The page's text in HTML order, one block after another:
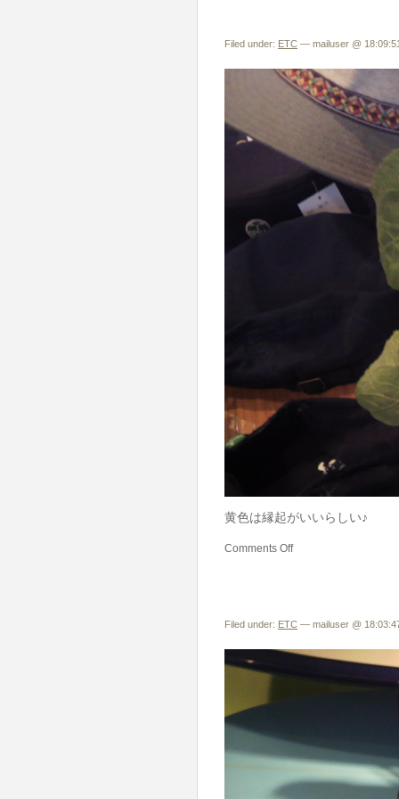
Filed under: ETC — mailuser @
黄色は縁起がいいらしい♪
Comments Off
Filed under: ETC — mailuser @